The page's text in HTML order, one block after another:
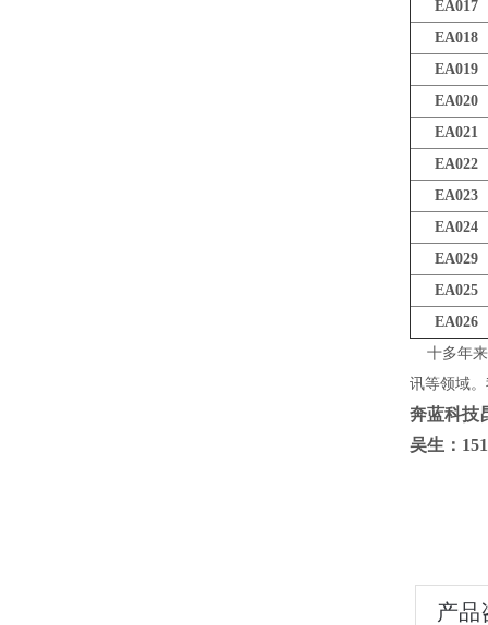
EA017
EA018
EA019
EA020
EA021
EA022
EA023
EA024
EA029
EA025
EA026
十多年来
讯等领域
奔蓝科
吴生：
产品